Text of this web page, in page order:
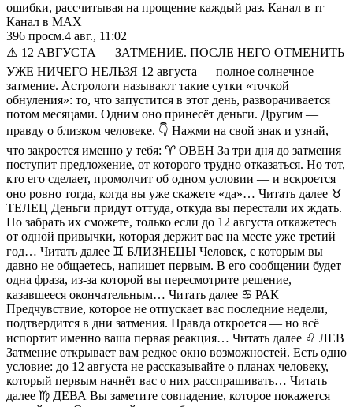
ошибки, рассчитывая на прощение каждый раз. Канал в тг |
Канал в МАХ
396 просм.4 авг., 11:02
⚠️ 12 АВГУСТА — ЗАТМЕНИЕ. ПОСЛЕ НЕГО ОТМЕНИТЬ
УЖЕ НИЧЕГО НЕЛЬЗЯ 12 августа — полное солнечное
затмение. Астрологи называют такие сутки «точкой
обнуления»: то, что запустится в этот день, разворачивается
потом месяцами. Одним оно принесёт деньги. Другим —
правду о близком человеке. 👇 Нажми на свой знак и узнай,
что закроется именно у тебя: ♈ ОВЕН За три дня до затмения
поступит предложение, от которого трудно отказаться. Но тот,
кто его сделает, промолчит об одном условии — и вскроется
оно ровно тогда, когда вы уже скажете «да»… Читать далее ♉
ТЕЛЕЦ Деньги придут оттуда, откуда вы перестали их ждать.
Но забрать их сможете, только если до 12 августа откажетесь
от одной привычки, которая держит вас на месте уже третий
год… Читать далее ♊ БЛИЗНЕЦЫ Человек, с которым вы
давно не общаетесь, напишет первым. В его сообщении будет
одна фраза, из-за которой вы пересмотрите решение,
казавшееся окончательным… Читать далее ♋ РАК
Предчувствие, которое не отпускает вас последние недели,
подтвердится в дни затмения. Правда откроется — но всё
испортит именно ваша первая реакция… Читать далее ♌ ЛЕВ
Затмение открывает вам редкое окно возможностей. Есть одно
условие: до 12 августа не рассказывайте о планах человеку,
который первым начнёт вас о них расспрашивать… Читать
далее ♍ ДЕВА Вы заметите совпадение, которое покажется